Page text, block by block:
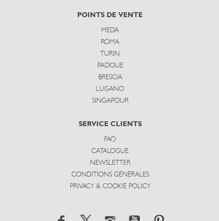
POINTS DE VENTE
MEDA
ROMA
TURIN
PADOUE
BRESCIA
LUGANO
SINGAPOUR
SERVICE CLIENTS
FAQ
CATALOGUE
NEWSLETTER
CONDITIONS GÉNÉRALES
PRIVACY & COOKIE POLICY